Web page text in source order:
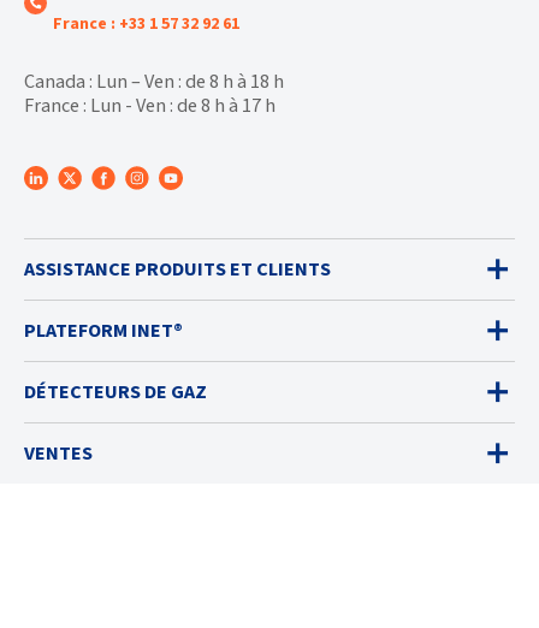
France : +33 1 57 32 92 61
Canada : Lun – Ven : de 8 h à 18 h
France : Lun - Ven : de 8 h à 17 h
ASSISTANCE PRODUITS ET CLIENTS
PLATEFORM INET®
DÉTECTEURS DE GAZ
VENTES